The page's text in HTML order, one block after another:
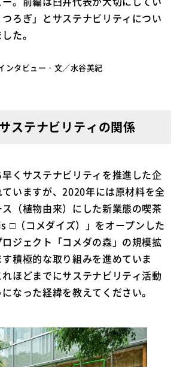
ろぎ」とサステナビリティについ
た。
タビュー・文／水谷美紀
ステナビリティの関係
くサステナビリティを推進した企
いますが、2020年には原材料を全
（植物由来）にした新業態の喫茶
□（コメダイズ）」をオープンした
ジェクト「コメダの森」の規模拡
積極的な取り組みを進めていま
ほどまでにサステナビリティ活動
なった経緯を教えてください。